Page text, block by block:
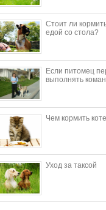
Стоит ли
едой со стола?
Если питомец
выполнять
Чем кормить
Уход за таксой